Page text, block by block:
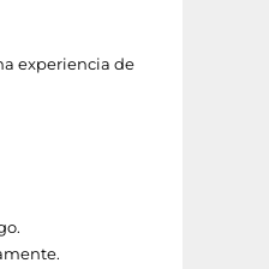
experiencia de